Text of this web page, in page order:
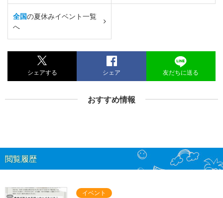
全国の夏休みイベント一覧
へ
シェアする シェア 友だちに送る
おすすめ情報
閲覧履歴